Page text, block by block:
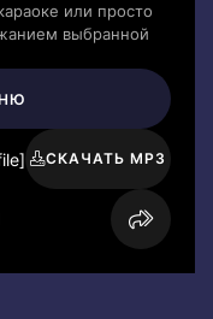
или просто
выбранной
СКАЧАТЬ MP3